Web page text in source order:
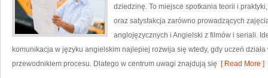
dziedzinę. To miejsce spotkania teorii i
oraz satysfakcja zarówno prowadzących
anglojęzycznych i Angielski z filmów i seriali.
komunikacja w języku angielskim najlepiej rozwija się wtedy, gdy uczeń
przewodnikiem procesu. Dlatego w centrum uwagi znajdują się [ Read More ]